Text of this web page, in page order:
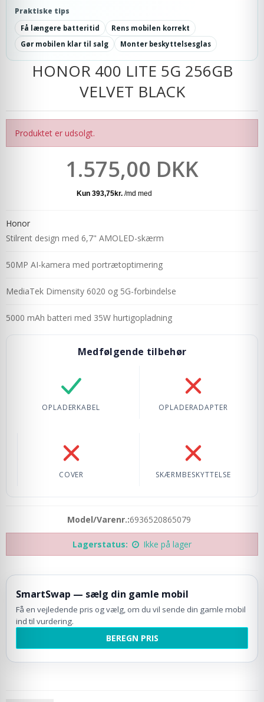
Praktiske tips
Få længere batteritid
Rens mobilen korrekt
Gør mobilen klar til salg
Monter beskyttelsesglas
HONOR 400 LITE 5G 256GB
VELVET BLACK
Produktet er udsolgt.
1.575,00 DKK
Honor
Stilrent design med 6,7" AMOLED-skærm
50MP AI-kamera med portrætoptimering
MediaTek Dimensity 6020 og 5G-forbindelse
5000 mAh batteri med 35W hurtigopladning
Medfølgende tilbehør
OPLADERKABEL OPLADERADAPTER
COVER SKÆRMBESKYTTELSE
Model/Varenr.:6936520865079
Lagerstatus: Ikke på lager
SmartSwap — sælg din gamle mobil
Få en vejledende pris og vælg, om du vil sende din gamle mobil
ind til vurdering.
BEREGN PRIS